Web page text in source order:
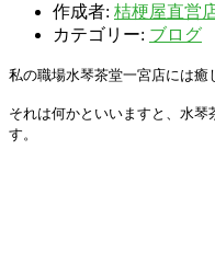
作成者: 桔梗屋直営
カテゴリー: ブログ
私の職場水琴茶堂一宮店には癒
それは何かといいますと、水
す。